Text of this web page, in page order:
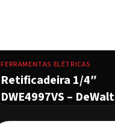
FERRAMENTAS ELÉTRICAS
Retificadeira 1/4″
DWE4997VS – DeWalt